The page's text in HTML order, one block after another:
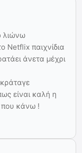
λιώνω
Netflix παιχνίδια
άνετα μέχρι
είναι καλή η
που κάνω !